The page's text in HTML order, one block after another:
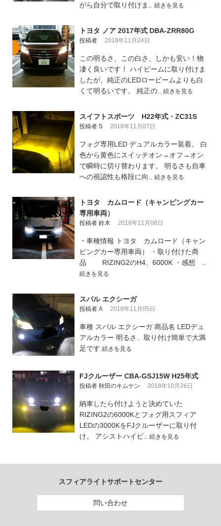
がら自分で取り付けま.. 続きを見る
トヨタ ノア 2017年式 DBA-ZRR80G
投稿者 2018年11月24日
この明るさ、この白さ、しかも安い！物
凄く良いです！ ハイビームに取り付けま
したが、純正のLEDロービームよりも白
くて明るいです。 純正の.. 続きを見る
スイフトスポーツ H22年式・ZC31S
投稿者 S 2018年11月07日
フォグ専用LED デュアルカラー装着。 白
色から黄色にスイッチオン→オフ→オン
で瞬時に切り替わります。 明るさも自車
への視認性も格段に向.. 続きを見る
トヨタ カムロード（キャンピングカー
専用車両）
投稿者 鈴木 2018年11月06日
・車種情報 トヨタ カムロード（キャン
ピングカー専用車両） ・取り付けた商
品 RIZING2のH4、6000K ・感想 ..
続きを見る
スバル エクシーガ
投稿者 A 2018年11月05日
車種 スバル エクシーガ 商品名 LEDデュ
アルカラー 明るさ、取り付け簡単で大満
足です 続きを見る
FJクルーザー CBA-GSJ15W H25年式
投稿者 秋田のキムケン 2018年10月26日
納車したら付けようと決めていた
RIZING2の6000Kとフォグ用スフィア
LEDの3000KをFJクルーザーに取り付
け。 アシストハイビ.. 続きを見る
スフィアライトサポートセンター
問い合わせ